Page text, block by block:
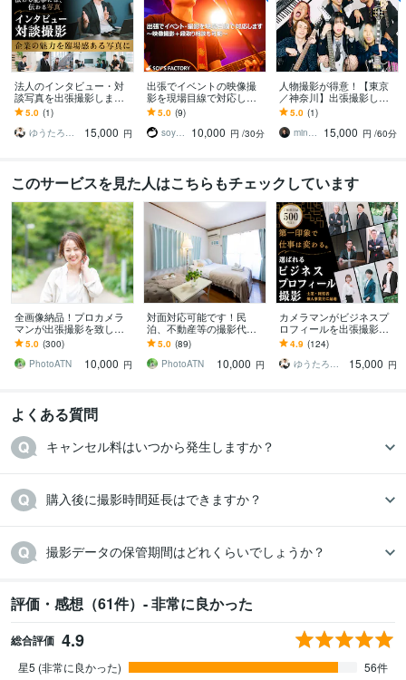
法人のインタビュー・対
談写真を出張撮影します
臨場感溢れた写真を撮影
し、サービスの認知拡大
をお手伝いします
5.0 (1)
ゆうたろう｜選ばれる顔を仕立てる専門家
15,000 円
出張でイベントの映像撮
影を現場目線で対応しま
す 〜映像撮影＋段取り相
談も可能〜
5.0 (9)
soysfactory
10,000 円 /30分
人物撮影が得意！【東京
／神奈川】出張撮影しま
す 雑誌撮影、アーティス
ト撮影など歴10年
5.0 (1)
mineshingo84
15,000 円 /60分
このサービスを見た人はこちらもチェックしています
全画像納品！プロカメラ
マンが出張撮影を致しま
す 素敵な笑顔を引き出し
ます、人物撮影お任せく
ださい
5.0 (300)
PhotoATN
10,000 円
対面対応可能です！民
泊、不動産等の撮影代行
致します 超広角レンズ使
用＆全画像データ納品
5.0 (89)
PhotoATN
10,000 円
カメラマンがビジネスプ
ロフィールを出張撮影し
ます 第一印象を変えて、
クライアントから選ばれ
る写真をご提案
4.9 (124)
ゆうたろう｜選ばれる顔を仕立てる専門家
15,000 円
よくある質問
キャンセル料はいつから発生しますか？
購入後に撮影時間延長はできますか？
撮影データの保管期間はどれくらいでしょうか？
評価・感想（61件）- 非常に良かった
総合評価 4.9
星5 (非常に良かった)
56件